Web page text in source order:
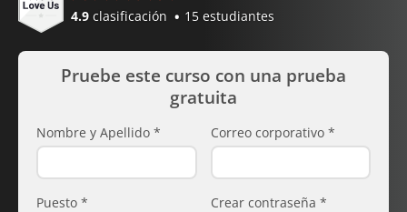
4.9 clasificación 15 estudiantes
Pruebe este curso con una prueba
gratuita
Nombre y Apellido * Correo corporativo *
Puesto * Crear contraseña *